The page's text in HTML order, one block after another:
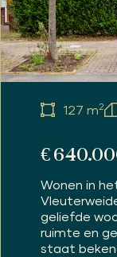
127 m2
€
Wonen in
geliefde
ruimte en
staat